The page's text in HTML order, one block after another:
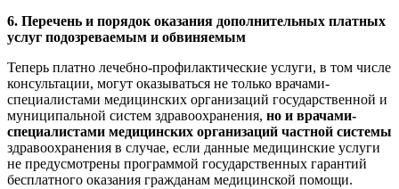
6. Перечень и порядок оказания дополнительных платных
услуг подозреваемым и обвиняемым
Теперь платно лечебно-профилактические услуги, в том числе
консультации, могут оказываться не только врачами-
специалистами медицинских организаций государственной и
муниципальной систем здравоохранения, но и врачами-
специалистами медицинских организаций частной системы
здравоохранения в случае, если данные медицинские услуги
не предусмотрены программой государственных гарантий
бесплатного оказания гражданам медицинской помощи.